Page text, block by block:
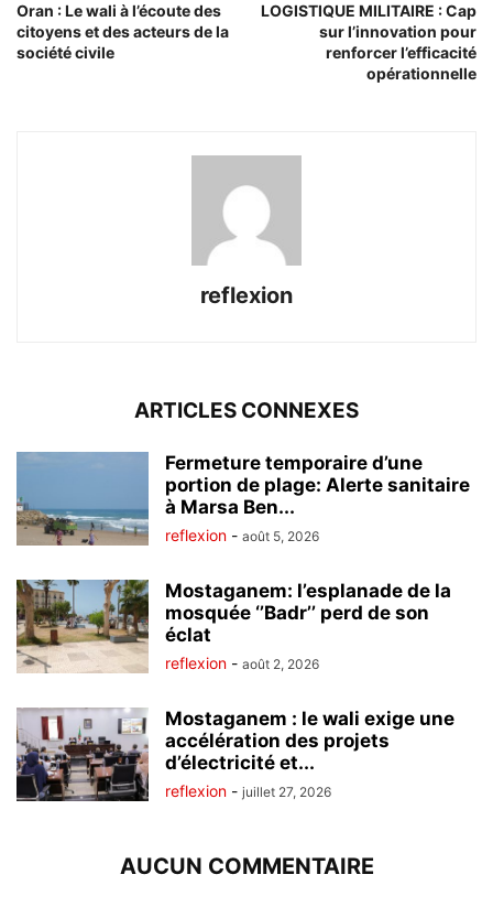
Oran : Le wali à l’écoute des
citoyens et des acteurs de la
société civile
LOGISTIQUE MILITAIRE : Cap
sur l’innovation pour
renforcer l’efficacité
opérationnelle
reflexion
ARTICLES CONNEXES
Fermeture temporaire d’une
portion de plage: Alerte sanitaire
à Marsa Ben...
reflexion - août 5, 2026
Mostaganem: l’esplanade de la
mosquée ‘’Badr’’ perd de son
éclat
reflexion - août 2, 2026
Mostaganem : le wali exige une
accélération des projets
d’électricité et...
reflexion - juillet 27, 2026
AUCUN COMMENTAIRE